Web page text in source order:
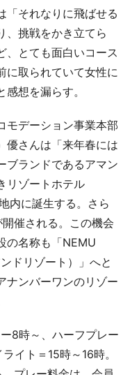
それなりに飛ばせる
、挑戦をかき立てら
、とても面白いコース
に取られていて女性に
想を漏らす。
デーション事業本部
優さんは「来年春には
ブランドであるアマン
リゾートホテル
内に誕生する。さら
催される。この機会
の名称も「NEMU
ドリゾート）」へと
ナンバーワンのリゾー
8時～、ハーフプレー
イト＝15時～16時。